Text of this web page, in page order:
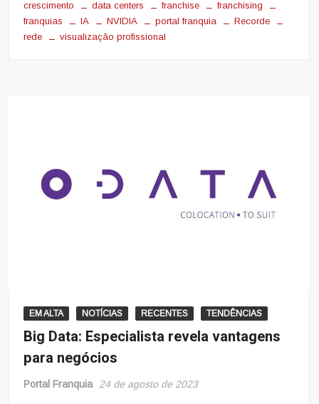
crescimento data centers franchise
franchising
franquias
IA NVIDIA portal franquia
Recorde
rede
visualização profissional
EM ALTA NOTÍCIAS RECENTES TENDÊNCIAS
Big Data: Especialista revela vantagens
para negócios
Portal Franquia 24 de agosto de 2023